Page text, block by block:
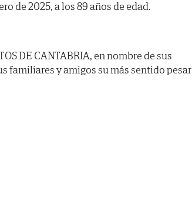
de 2025, a los 89 años de edad.
DE CANTABRIA, en nombre de sus
familiares y amigos su más sentido pesar